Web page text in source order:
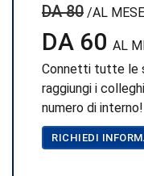
DA 80 /AL MESE
DA 60 AL
Connetti tutte le
raggiungi i
numero di interno!
RICHIEDI